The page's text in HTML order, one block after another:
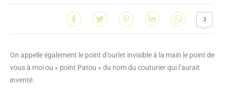
3
On appelle également le point d’ourlet invisible à la main le point de
vous à moi ou « point Patou » du nom du couturier qui l’aurait
inventé.